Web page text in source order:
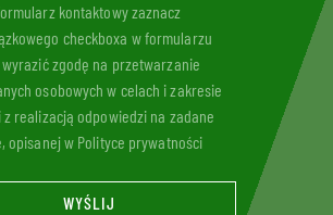
kontaktowy zaznacz
checkboxa w formularzu
zgodę na przetwarzanie
osobowych w celach i zakresie
z realizacją odpowiedzi na zadane
opisanej w Polityce prywatności
WYŚLIJ